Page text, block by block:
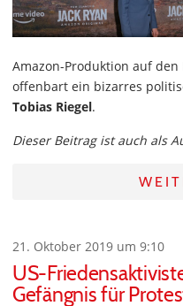
Amazon-Produktion auf
offenbart ein bizarres
Tobias Riegel.
Dieser Beitrag ist auch als
21. Oktober 2019 um 9:10
US-
Gefängnis für